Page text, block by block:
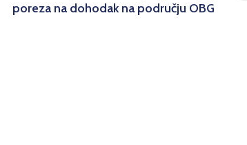
poreza na dohodak na području OBG